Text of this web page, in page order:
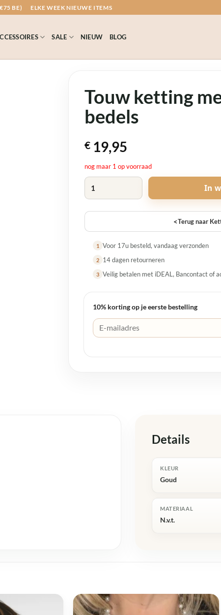
BE) ELKE WEEK NIEUWE ITEMS
SALE NIEUW BLOG
Touw ketting
bedels
€ 19,95
nog maar 1 op voorraad
Touw ketting met blauwe bedels aantal
In
<Terug naar
1 Voor 17u besteld, vandaag verzonden
2 14 dagen retourneren
3 Veilig betalen met iDEAL, Bancontact of
10% korting op je eerste bestelling
Details
KLEUR
Goud
MATERIAAL
N.v.t.